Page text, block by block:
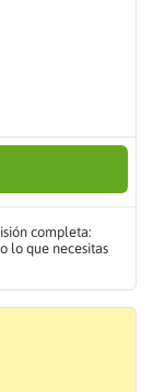
completa:
lo que necesitas